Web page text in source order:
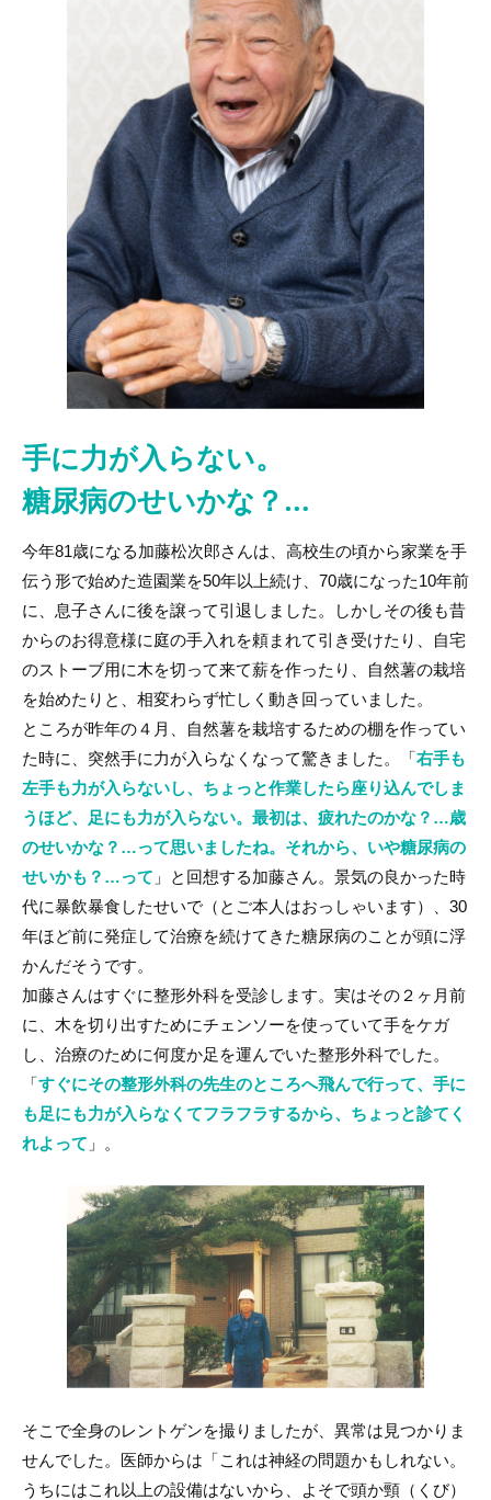
手に力が入らない。
糖尿病のせいかな？…
今年81歳になる加藤松次郎さんは、高校生の頃から家業を手
伝う形で始めた造園業を50年以上続け、70歳になった10年前
に、息子さんに後を譲って引退しました。しかしその後も昔
からのお得意様に庭の手入れを頼まれて引き受けたり、自宅
のストーブ用に木を切って来て薪を作ったり、自然薯の栽培
を始めたりと、相変わらず忙しく動き回っていました。
ところが昨年の４月、自然薯を栽培するための棚を作ってい
た時に、突然手に力が入らなくなって驚きました。「右手も
左手も力が入らないし、ちょっと作業したら座り込んでしま
うほど、足にも力が入らない。最初は、疲れたのかな？…歳
のせいかな？…って思いましたね。それから、いや糖尿病の
せいかも？…って 」と回想する加藤さん。景気の良かった時
代に暴飲暴食したせいで（とご本人はおっしゃいます）、30
年ほど前に発症して治療を続けてきた糖尿病のことが頭に浮
かんだそうです。
加藤さんはすぐに整形外科を受診します。実はその２ヶ月前
に、木を切り出すためにチェンソーを使っていて手をケガ
し、治療のために何度か足を運んでいた整形外科でした。
「すぐにその整形外科の先生のところへ飛んで行って、手に
も足にも力が入らなくてフラフラするから、ちょっと診てく
れよって 」。
そこで全身のレントゲンを撮りましたが、異常は見つかりま
せんでした。医師からは「これは神経の問題かもしれない。
うちにはこれ以上の設備はないから、よそで頭か頸（くび）